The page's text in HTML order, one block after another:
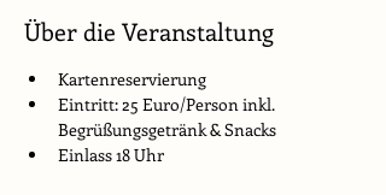
Über die Veranstaltung
Kartenreservierung
Eintritt: 25 Euro/Person inkl.
Begrüßungsgetränk & Snacks
Einlass 18 Uhr